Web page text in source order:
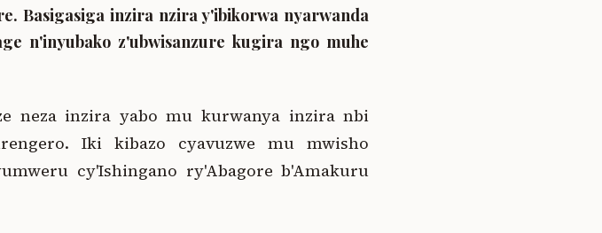
Basigasiga inzira nzira y'ibikorwa nyarwanda
n'inyubako z'ubwisanzure kugira ngo muhe
neza inzira yabo mu kurwanya inzira nbi
Iki kibazo cyavuzwe mu mwisho
cy'Ishingano ry'Abagore b'Amakuru